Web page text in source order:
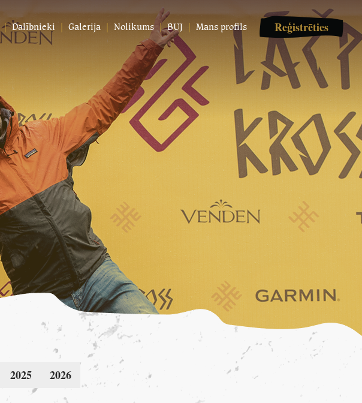
Dalībnieki Galerija Nolikums BUJ Mans profils Reģistrēties
2025 2026